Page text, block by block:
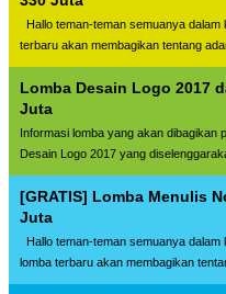
Hallo teman-teman semuanya dalam
terbaru akan membagikan tentang
Lomba Desain Logo 2017
Juta
Informasi lomba yang akan dibagikan
Desain Logo 2017 yang
[GRATIS] Lomba Menulis
Juta
Hallo teman-teman semuanya
lomba terbaru akan membagikan